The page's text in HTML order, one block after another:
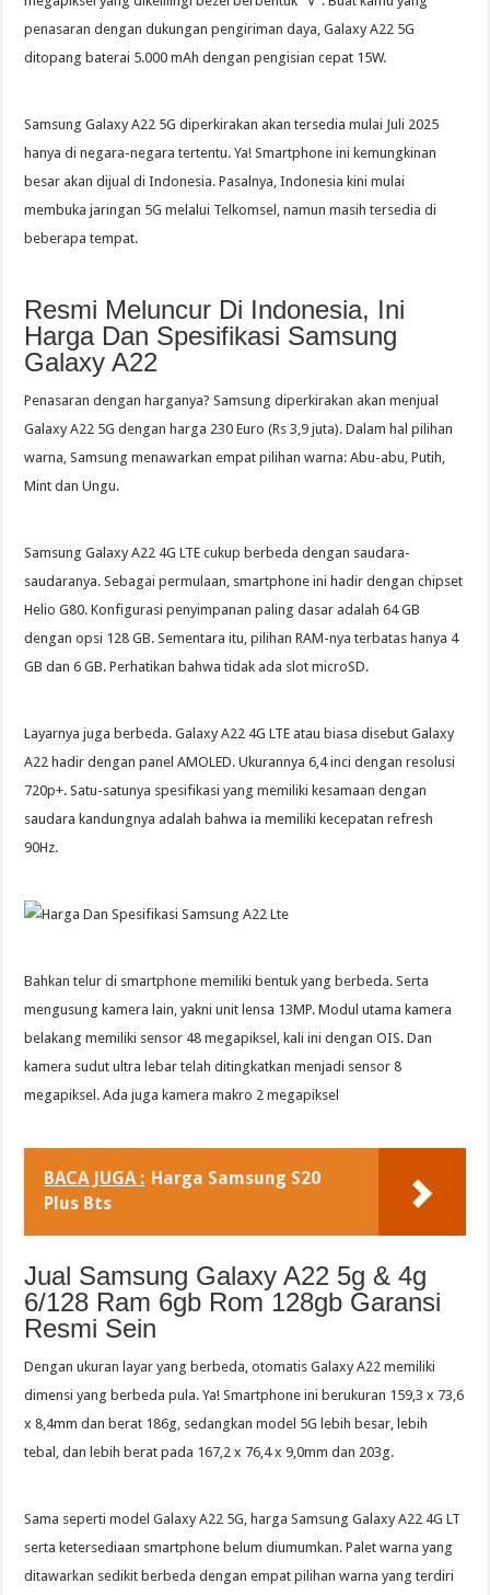
penasaran dengan dukungan pengiriman daya, Galaxy A22 5G
ditopang baterai 5.000 mAh dengan pengisian cepat 15W.
Samsung Galaxy A22 5G diperkirakan akan tersedia mulai Juli 2025
hanya di negara-negara tertentu. Ya! Smartphone ini kemungkinan
besar akan dijual di Indonesia. Pasalnya, Indonesia kini mulai
membuka jaringan 5G melalui Telkomsel, namun masih tersedia di
beberapa tempat.
Resmi Meluncur Di Indonesia, Ini
Harga Dan Spesifikasi Samsung
Galaxy A22
Penasaran dengan harganya? Samsung diperkirakan akan menjual
Galaxy A22 5G dengan harga 230 Euro (Rs 3,9 juta). Dalam hal pilihan
warna, Samsung menawarkan empat pilihan warna: Abu-abu, Putih,
Mint dan Ungu.
Samsung Galaxy A22 4G LTE cukup berbeda dengan saudara-
saudaranya. Sebagai permulaan, smartphone ini hadir dengan chipset
Helio G80. Konfigurasi penyimpanan paling dasar adalah 64 GB
dengan opsi 128 GB. Sementara itu, pilihan RAM-nya terbatas hanya 4
GB dan 6 GB. Perhatikan bahwa tidak ada slot microSD.
Layarnya juga berbeda. Galaxy A22 4G LTE atau biasa disebut Galaxy
A22 hadir dengan panel AMOLED. Ukurannya 6,4 inci dengan resolusi
720p+. Satu-satunya spesifikasi yang memiliki kesamaan dengan
saudara kandungnya adalah bahwa ia memiliki kecepatan refresh
90Hz.
Bahkan telur di smartphone memiliki bentuk yang berbeda. Serta
mengusung kamera lain, yakni unit lensa 13MP. Modul utama kamera
belakang memiliki sensor 48 megapiksel, kali ini dengan OIS. Dan
kamera sudut ultra lebar telah ditingkatkan menjadi sensor 8
megapiksel. Ada juga kamera makro 2 megapiksel
BACA JUGA : Harga Samsung S20
Plus Bts
Jual Samsung Galaxy A22 5g & 4g
6/128 Ram 6gb Rom 128gb Garansi
Resmi Sein
Dengan ukuran layar yang berbeda, otomatis Galaxy A22 memiliki
dimensi yang berbeda pula. Ya! Smartphone ini berukuran 159,3 x 73,6
x 8,4mm dan berat 186g, sedangkan model 5G lebih besar, lebih
tebal, dan lebih berat pada 167,2 x 76,4 x 9,0mm dan 203g.
Sama seperti model Galaxy A22 5G, harga Samsung Galaxy A22 4G LT
serta ketersediaan smartphone belum diumumkan. Palet warna yang
ditawarkan sedikit berbeda dengan empat pilihan warna yang terdiri